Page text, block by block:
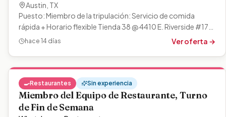
Austin TX
Puesto: Miembro de la tripulación: Servicio de comida
rápida + Horario flexible Tienda 38 @ 4410 E. Riverside #170
en Austin, Texas, está…
hace 14 días Ver oferta →
🍳Restaurantes Sin experiencia
Miembro del Equipo de Restaurante, Turno
de Fin de Semana